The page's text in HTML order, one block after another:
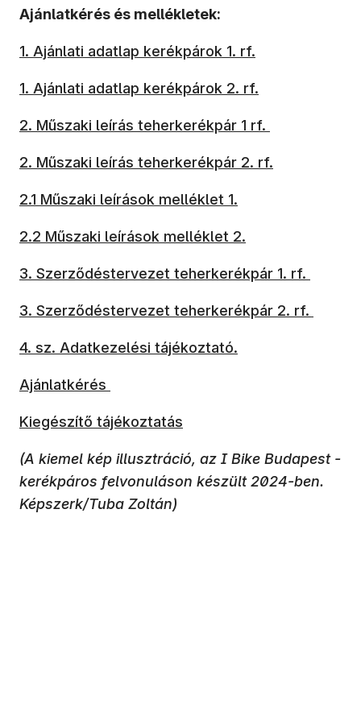
Ajánlatkérés és mellékletek:
1. Ajánlati adatlap kerékpárok 1. rf.
1. Ajánlati adatlap kerékpárok 2. rf.
2. Műszaki leírás teherkerékpár 1 rf.
2. Műszaki leírás teherkerékpár 2. rf.
2.1 Műszaki leírások melléklet 1.
2.2 Műszaki leírások melléklet 2.
3. Szerződéstervezet teherkerékpár 1. rf.
3. Szerződéstervezet teherkerékpár 2. rf.
4. sz. Adatkezelési tájékoztató.
Ajánlatkérés
Kiegészítő tájékoztatás
(A kiemel kép illusztráció, az I Bike Budapest -
kerékpáros felvonuláson készült 2024-ben.
Képszerk/Tuba Zoltán)